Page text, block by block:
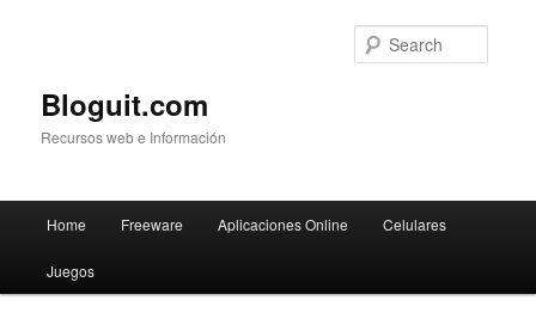
Bloguit.com
Recursos web e Información
Skip
to
Home Freeware Aplicaciones Online Celulares
Juegos